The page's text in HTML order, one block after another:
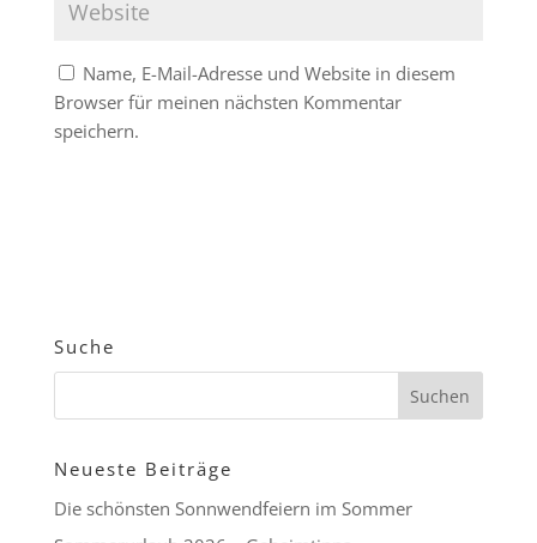
Name, E-Mail-Adresse und Website in diesem
Browser für meinen nächsten Kommentar
speichern.
Suche
Neueste Beiträge
Die schönsten Sonnwendfeiern im Sommer